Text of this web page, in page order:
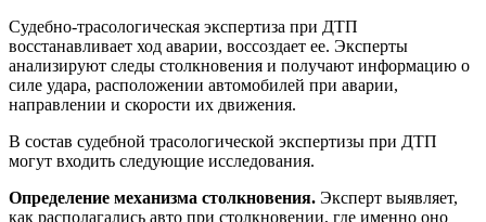
Судебно-трасологическая экспертиза при ДТП
восстанавливает ход аварии, воссоздает ее. Эксперты
анализируют следы столкновения и получают информацию о
силе удара, расположении автомобилей при аварии,
направлении и скорости их движения.
В состав судебной трасологической экспертизы при ДТП
могут входить следующие исследования.
Определение механизма столкновения. Эксперт выявляет,
как располагались авто при столкновении, где именно оно